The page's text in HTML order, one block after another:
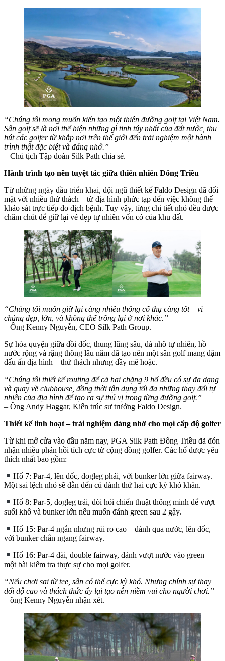
“Chúng tôi mong muốn kiến tạo một thiên đường golf tại Việt Nam.
Sân golf sẽ là nơi thể hiện những gì tinh túy nhất của đất nước, thu
hút các golfer từ khắp nơi trên thế giới đến trải nghiệm một hành
trình thật đặc biệt và đáng nhớ.”
– Chủ tịch Tập đoàn Silk Path chia sẻ.
Hành trình tạo nên tuyệt tác giữa thiên nhiên Đông Triều
Từ những ngày đầu triển khai, đội ngũ thiết kế Faldo Design đã đối
mặt với nhiều thử thách – từ địa hình phức tạp đến việc không thể
khảo sát trực tiếp do dịch bệnh. Tuy vậy, từng chi tiết nhỏ đều được
chăm chút để giữ lại vẻ đẹp tự nhiên vốn có của khu đất.
“Chúng tôi muốn giữ lại càng nhiều thông cổ thụ càng tốt – vì
chúng đẹp, lớn, và không thể trồng lại ở nơi khác.”
– Ông Kenny Nguyễn, CEO Silk Path Group.
Sự hòa quyện giữa đồi dốc, thung lũng sâu, đá nhô tự nhiên, hồ
nước rộng và rặng thông lâu năm đã tạo nên một sân golf mang đậm
dấu ấn địa hình – thử thách nhưng đầy mê hoặc.
“Chúng tôi thiết kế routing để cả hai chặng 9 hố đều có sự đa dạng
và quay về clubhouse, đồng thời tận dụng tối đa những thay đổi tự
nhiên của địa hình để tạo ra sự thú vị trong từng đường golf.”
– Ông Andy Haggar, Kiến trúc sư trưởng Faldo Design.
Thiết kế linh hoạt – trải nghiệm đáng nhớ cho mọi cấp độ golfer
Từ khi mở cửa vào đầu năm nay, PGA Silk Path Đông Triều đã đón
nhận nhiều phản hồi tích cực từ cộng đồng golfer. Các hố được yêu
thích nhất bao gồm:
Hố 7: Par-4, lên dốc, dogleg phải, với bunker lớn giữa fairway.
Một sai lệch nhỏ sẽ dẫn đến cú đánh thứ hai cực kỳ khó khăn.
Hố 8: Par-5, dogleg trái, đòi hỏi chiến thuật thông minh để vượt
suối khô và bunker lớn nếu muốn đánh green sau 2 gậy.
Hố 15: Par-4 ngắn nhưng rủi ro cao – đánh qua nước, lên dốc,
với bunker chắn ngang fairway.
Hố 16: Par-4 dài, double fairway, đánh vượt nước vào green –
một bài kiểm tra thực sự cho mọi golfer.
“Nếu chơi sai từ tee, sân có thể cực kỳ khó. Nhưng chính sự thay
đổi độ cao và thách thức ấy lại tạo nên niềm vui cho người chơi.”
– ông Kenny Nguyễn nhận xét.